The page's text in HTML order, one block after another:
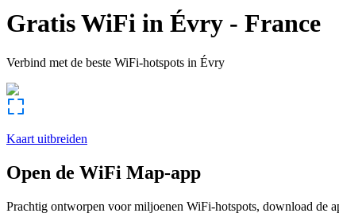
Gratis WiFi in Évry - France
Verbind met de beste WiFi-hotspots in Évry
Kaart uitbreiden
Open de WiFi Map-app
Prachtig ontworpen voor miljoenen WiFi-hotspots, download de